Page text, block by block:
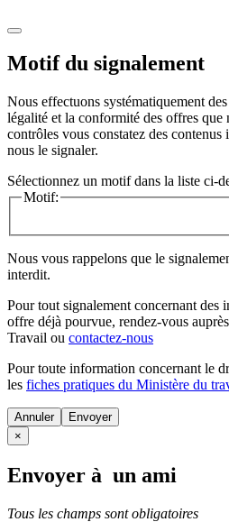
Motif du signalement
Nous effectuons systématiquement
légalité et la conformité des offres que
contrôles vous constatez des
nous le signaler.
Sélectionnez un motif dans la liste ci-
Motif:
Nous vous rappelons que le
interdit.
Pour tout signalement concernant des
offre déjà pourvue, rendez-vous
Travail ou contactez-nous
Pour toute information concernant le
les fiches pratiques du Ministère du
Annuler
×
Envoyer à un ami
Tous les champs sont obligatoires